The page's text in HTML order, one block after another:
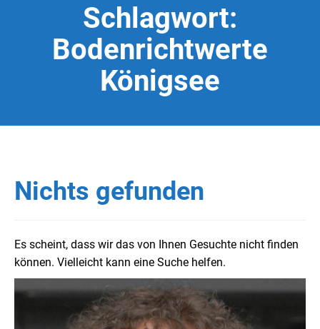
Schlagwort:
Bodenrichtwerte
Königsee
Nichts gefunden
Es scheint, dass wir das von Ihnen Gesuchte nicht finden
können. Vielleicht kann eine Suche helfen.